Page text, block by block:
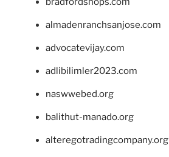
almadenranchsanjose.com
advocatevijay.com
adlibilimler2023.com
naswwebed.org
balithut-manado.org
alteregotradingcompany.org